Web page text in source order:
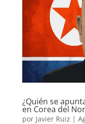
¿Quién se
en Corea del
por Javier Ruiz |